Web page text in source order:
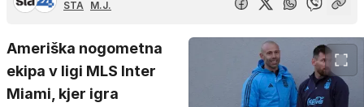
STA M.J.
Ameriška nogometna
ekipa v ligi MLS Inter
Miami, kjer igra